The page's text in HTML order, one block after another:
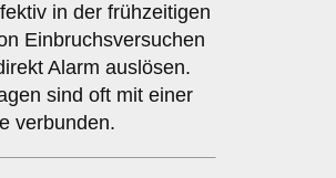
in der frühzeitigen
Einbruchsversuchen
Alarm auslösen.
sind oft mit einer
verbunden.